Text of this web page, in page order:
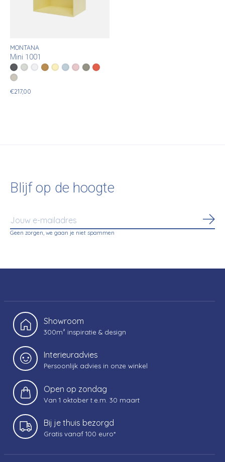
MONTANA
Mini 1001
Color: * — Anthracite
Anthracite
NordicNew White
Amber
Camomile
FlintRubyFennelRosehip
Clay
€217,00
Blijf op de hoogte
Geen zorgen, we gaan je niet spammen
Showroom
300m² inspiratie & design
Interieuradvies
Persoonlijk advies in onze winkel
Open op zondag
Van 1 oktober t.e.m. 30 maart
Bij je thuis bezorgd
Gratis vanaf 100 euro*